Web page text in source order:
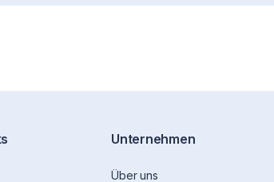
Unternehmen
Über uns